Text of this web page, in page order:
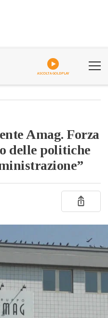
ASCOLTA GOLDPLAY
Amag. Forza
delle politiche